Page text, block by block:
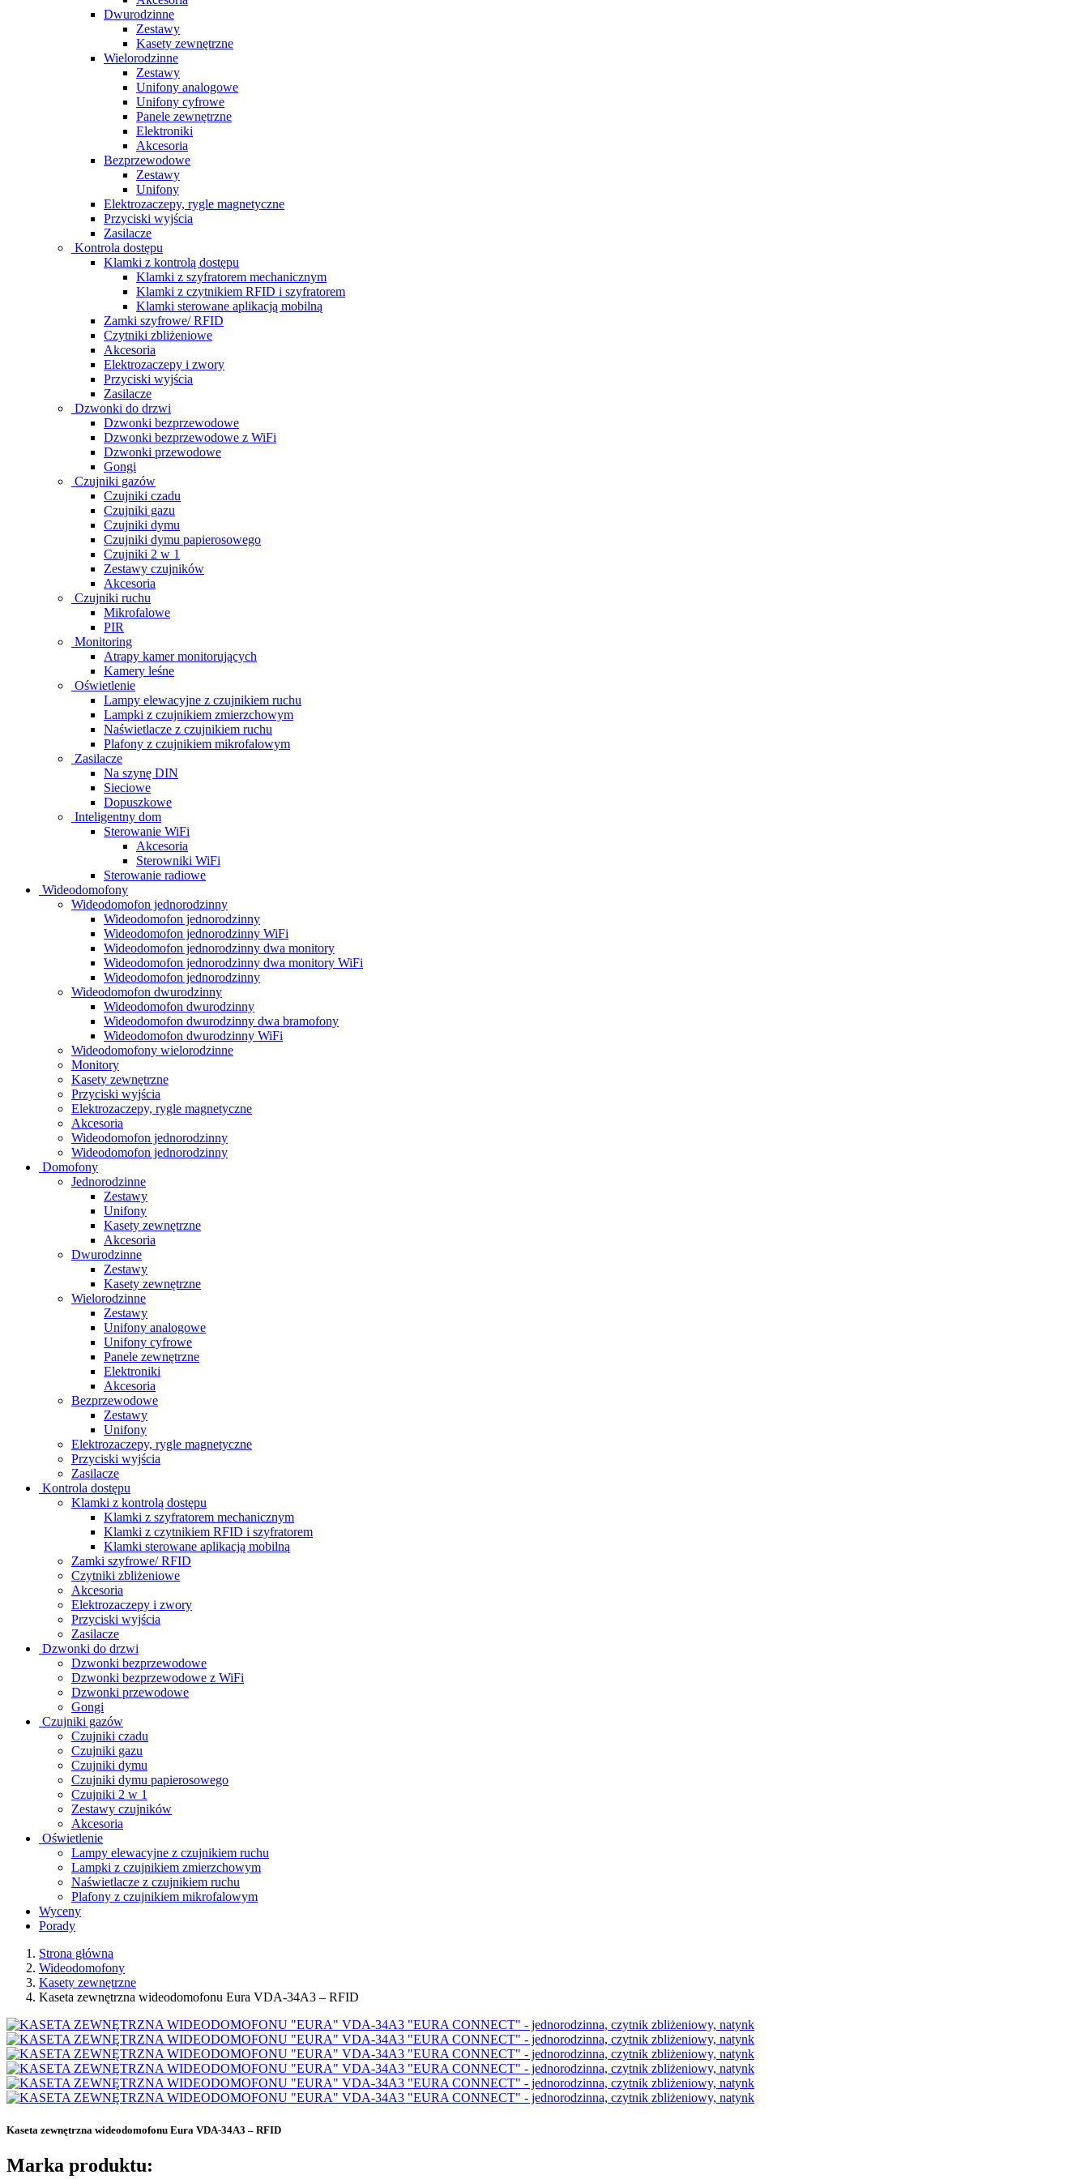
Dwurodzinne
Zestawy
Kasety zewnętrzne
Wielorodzinne
Zestawy
Unifony analogowe
Unifony cyfrowe
Panele zewnętrzne
Elektroniki
Akcesoria
Bezprzewodowe
Zestawy
Unifony
Elektrozaczepy, rygle magnetyczne
Przyciski wyjścia
Zasilacze
Kontrola dostępu
Klamki z kontrolą dostępu
Klamki z szyfratorem mechanicznym
Klamki z czytnikiem RFID i szyfratorem
Klamki sterowane aplikacją mobilną
Zamki szyfrowe/ RFID
Czytniki zbliżeniowe
Akcesoria
Elektrozaczepy i zwory
Przyciski wyjścia
Zasilacze
Dzwonki do drzwi
Dzwonki bezprzewodowe
Dzwonki bezprzewodowe z WiFi
Dzwonki przewodowe
Gongi
Czujniki gazów
Czujniki czadu
Czujniki gazu
Czujniki dymu
Czujniki dymu papierosowego
Czujniki 2 w 1
Zestawy czujników
Akcesoria
Czujniki ruchu
Mikrofalowe
PIR
Monitoring
Atrapy kamer monitorujących
Kamery leśne
Oświetlenie
Lampy elewacyjne z czujnikiem ruchu
Lampki z czujnikiem zmierzchowym
Naświetlacze z czujnikiem ruchu
Plafony z czujnikiem mikrofalowym
Zasilacze
Na szynę DIN
Sieciowe
Dopuszkowe
Inteligentny dom
Sterowanie WiFi
Akcesoria
Sterowniki WiFi
Sterowanie radiowe
Wideodomofony
Wideodomofon jednorodzinny
Wideodomofon jednorodzinny
Wideodomofon jednorodzinny WiFi
Wideodomofon jednorodzinny dwa monitory
Wideodomofon jednorodzinny dwa monitory WiFi
Wideodomofon jednorodzinny
Wideodomofon dwurodzinny
Wideodomofon dwurodzinny
Wideodomofon dwurodzinny dwa bramofony
Wideodomofon dwurodzinny WiFi
Wideodomofony wielorodzinne
Monitory
Kasety zewnętrzne
Przyciski wyjścia
Elektrozaczepy, rygle magnetyczne
Akcesoria
Wideodomofon jednorodzinny
Wideodomofon jednorodzinny
Domofony
Jednorodzinne
Zestawy
Unifony
Kasety zewnętrzne
Akcesoria
Dwurodzinne
Zestawy
Kasety zewnętrzne
Wielorodzinne
Zestawy
Unifony analogowe
Unifony cyfrowe
Panele zewnętrzne
Elektroniki
Akcesoria
Bezprzewodowe
Zestawy
Unifony
Elektrozaczepy, rygle magnetyczne
Przyciski wyjścia
Zasilacze
Kontrola dostępu
Klamki z kontrolą dostępu
Klamki z szyfratorem mechanicznym
Klamki z czytnikiem RFID i szyfratorem
Klamki sterowane aplikacją mobilną
Zamki szyfrowe/ RFID
Czytniki zbliżeniowe
Akcesoria
Elektrozaczepy i zwory
Przyciski wyjścia
Zasilacze
Dzwonki do drzwi
Dzwonki bezprzewodowe
Dzwonki bezprzewodowe z WiFi
Dzwonki przewodowe
Gongi
Czujniki gazów
Czujniki czadu
Czujniki gazu
Czujniki dymu
Czujniki dymu papierosowego
Czujniki 2 w 1
Zestawy czujników
Akcesoria
Oświetlenie
Lampy elewacyjne z czujnikiem ruchu
Lampki z czujnikiem zmierzchowym
Naświetlacze z czujnikiem ruchu
Plafony z czujnikiem mikrofalowym
Wyceny
Porady
Strona główna
Wideodomofony
Kasety zewnętrzne
Kaseta zewnętrzna wideodomofonu Eura VDA-34A3 – RFID
Kaseta zewnętrzna wideodomofonu Eura VDA-34A3 – RFID
Marka produktu: